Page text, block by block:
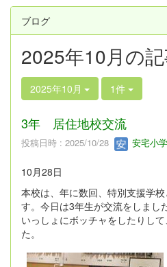
ブログ
2025年10月の
2025年10月 1件
3年 居住地校交流
投稿日時 : 2025/10/28 安宅小
10月28日
本校は、年に数回、特別支援学
す。今日は3年生が交流をしまし
いっしょにボッチャをしたりし
た。